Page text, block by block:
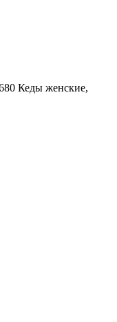
Кеды женские,